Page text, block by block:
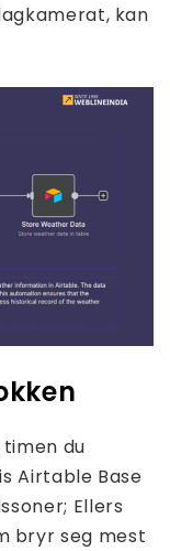
kan
du
Airtable Base
Ellers
bryr seg mest